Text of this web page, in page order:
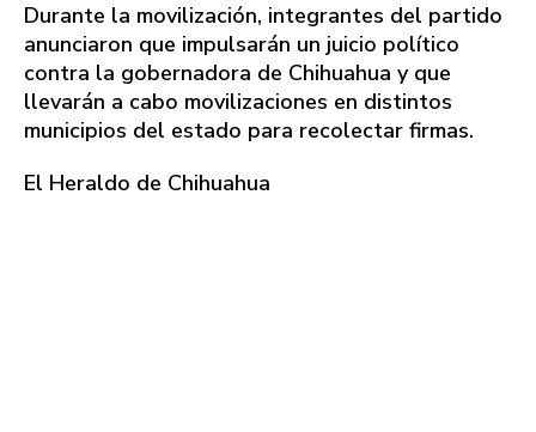
Durante la movilización, integrantes del partido
anunciaron que impulsarán un juicio político
contra la gobernadora de Chihuahua y que
llevarán a cabo movilizaciones en distintos
municipios del estado para recolectar firmas.
El Heraldo de Chihuahua